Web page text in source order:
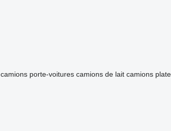
camions porte-voitures camions de lait camions